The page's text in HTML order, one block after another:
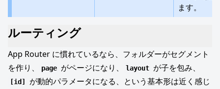
ます。
ルーティング
App Router に慣れているなら、フォルダーがセグメント
を作り、
page がページになり、 layout が子を包み、
[id]
が動的パラメータになる、という基本形は近く感じ